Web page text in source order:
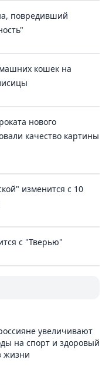
повредивший
кошек на
нового
качество картины
изменится с 10
с "Тверью"
увеличивают
на спорт и здоровый
жизни